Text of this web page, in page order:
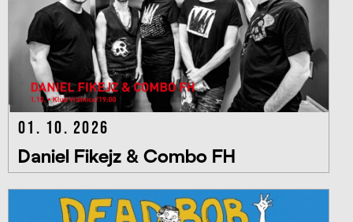
01. 10. 2026
Daniel Fikejz & Combo FH